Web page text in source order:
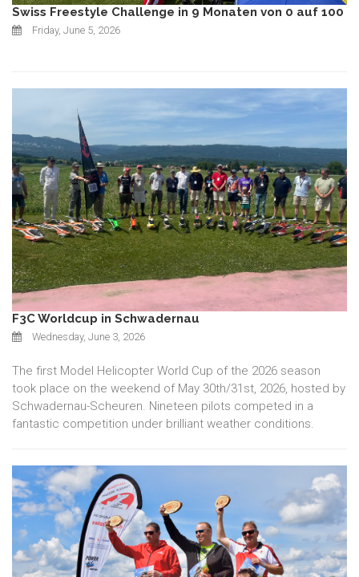
Swiss Freestyle Challenge in 9 Monaten von 0 auf 100
Friday, June 5, 2026
F3C Worldcup in Schwadernau
Wednesday, June 3, 2026
The first Model Helicopter World Cup of the 2026 season
took place on the weekend of May 30th/31st, 2026, hosted by
Schwadernau-Scheuren. Nineteen pilots competed in a
fantastic competition under brilliant weather conditions.